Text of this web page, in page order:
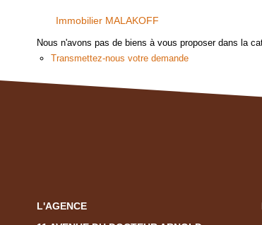
Immobilier MALAKOFF
Nous n'avons pas de biens à vous proposer dans la
Transmettez-nous votre demande
L'AGENCE